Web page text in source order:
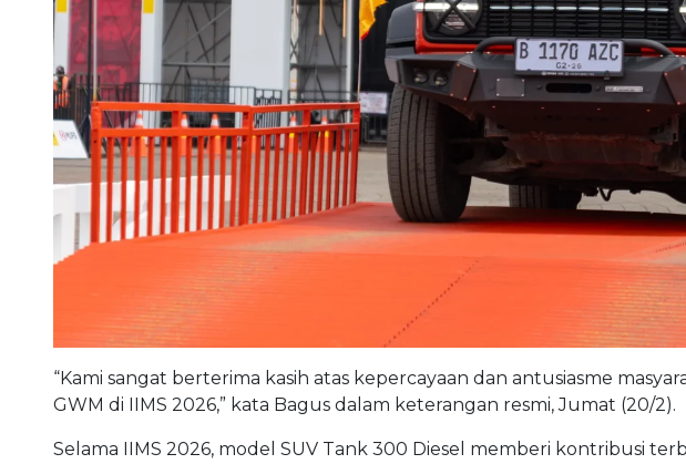
“Kami sangat berterima kasih atas kepercayaan dan antusiasme
GWM di IIMS 2026,” kata Bagus dalam keterangan resmi, Jumat (20/2).
Selama IIMS 2026, model SUV Tank 300 Diesel memberi kontribusi